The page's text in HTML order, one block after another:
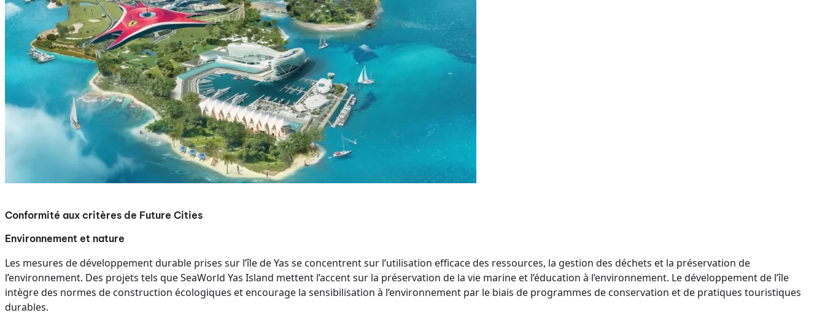
Conformité aux critères de Future Cities
Environnement et nature
Les mesures de développement durable prises sur l’île de Yas se concentrent sur l’utilisation efficace des ressources, la gestion des déchets et la préservation de
l’environnement. Des projets tels que SeaWorld Yas Island mettent l’accent sur la préservation de la vie marine et l’éducation à l’environnement. Le développement de l’île
intègre des normes de construction écologiques et encourage la sensibilisation à l’environnement par le biais de programmes de conservation et de pratiques touristiques
durables.